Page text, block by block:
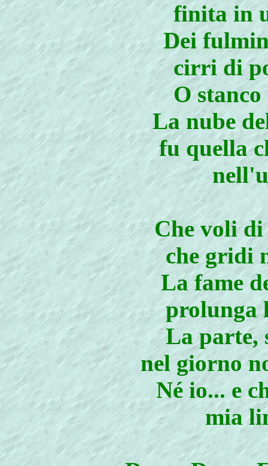
finita in
Dei
cirri di
O
La nube
fu quella
Che voli
che gridi
La fame
prolunga
La parte,
nel giorno
Né io... e
mia